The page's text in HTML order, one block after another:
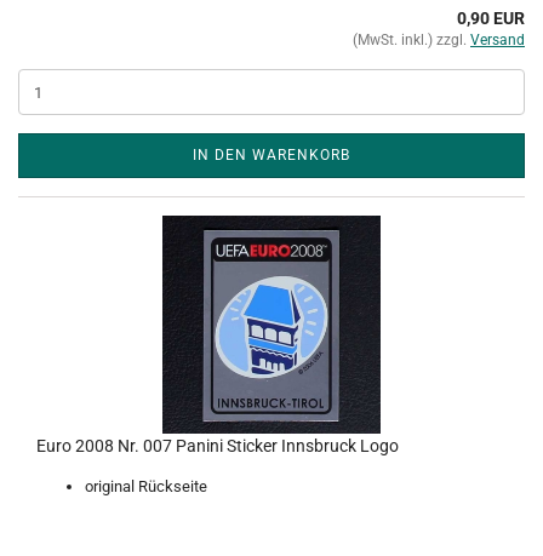
0,90 EUR
(MwSt. inkl.) zzgl. Versand
IN DEN WARENKORB
Euro 2008 Nr. 007 Panini Sticker Innsbruck Logo
original Rückseite